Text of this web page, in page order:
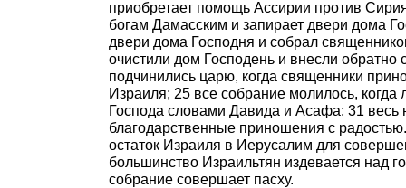
приобретает помощь Ассирии против
богам Дамасским и запирает двери дома
двери дома Господня и собрал
очистили дом Господень и внесли обратно
подчинились царю, когда священники
Израиля; 25 все собрание молилось,
Господа словами Давида и Асафа; 31 весь
благодарственные приношения с
остаток Израиля в Иерусалим для
большинство Израильтян издевается над
собрание совершает пасху.